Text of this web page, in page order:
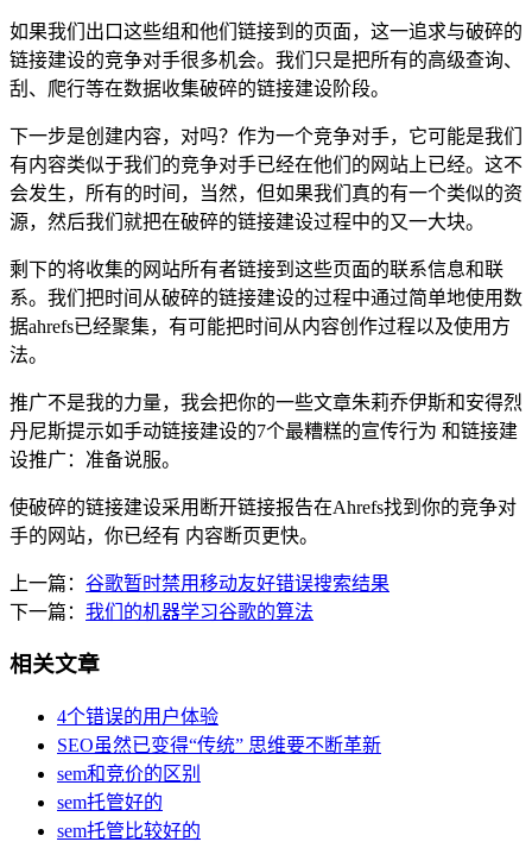
如果我们出口这些组和他们链接到的页面，这一追求与破碎的
链接建设的竞争对手很多机会。我们只是把所有的高级查询、
刮、爬行等在数据收集破碎的链接建设阶段。
下一步是创建内容，对吗？作为一个竞争对手，它可能是我们
有内容类似于我们的竞争对手已经在他们的网站上已经。这不
会发生，所有的时间，当然，但如果我们真的有一个类似的资
源，然后我们就把在破碎的链接建设过程中的又一大块。
剩下的将收集的网站所有者链接到这些页面的联系信息和联
系。我们把时间从破碎的链接建设的过程中通过简单地使用数
据ahrefs已经聚集，有可能把时间从内容创作过程以及使用方
法。
推广不是我的力量，我会把你的一些文章朱莉乔伊斯和安得烈
丹尼斯提示如手动链接建设的7个最糟糕的宣传行为 和链接建
设推广：准备说服。
使破碎的链接建设采用断开链接报告在Ahrefs找到你的竞争对
手的网站，你已经有 内容断页更快。
上一篇： 谷歌暂时禁用移动友好错误搜索结果
下一篇： 我们的机器学习谷歌的算法
相关文章
4个错误的用户体验
SEO虽然已变得“传统” 思维要不断革新
sem和竞价的区别
sem托管好的
sem托管比较好的